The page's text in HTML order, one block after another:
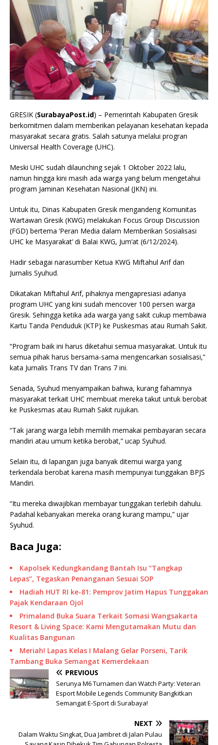
GRESIK (SurabayaPost.id) – Pemerintah Kabupaten Gresik
berkomitmen dalam memberikan pelayanan kesehatan kepada
masyarakat secara gratis. Salah satunya melalui progran
Universal Health Coverage (UHC).
Meski UHC sudah dilaunching sejak 1 Oktober 2022 lalu,
namun hingga kini masih ada warga yang belum mengetahui
program Jaminan Kesehatan Nasional (JKN) ini.
Untuk itu, Dinas Kabupaten Gresik mengandeng Komunitas
Wartawan Gresik (KWG) melakukan Focus Group Discussion
(FGD) bertema ‘Peran Media dalam Memberikan Sosialisasi
UHC ke Masyarakat’ di Balai KWG, Jum’at (6/12/2024).
Hadir sebagai narasumber Ketua KWG Miftahul Arif dan
Jurnalis Syuhud.
Dikatakan Miftahul Arif, pihaknya mengapresiasi adanya
program UHC yang kini sudah mencover 100 persen warga
Gresik. Sehingga ketika ada warga yang sakit cukup membawa
Kartu Tanda Penduduk (KTP) ke Puskesmas atau Rumah Sakit.
“Program baik ini harus diketahui semua masyarakat. Untuk itu
semua pihak harus bersama-sama mengencarkan sosialisasi,”
kata Jurnalis Trans TV dan Trans 7 ini.
Senada, Syuhud menyampaikan bahwa, kurang fahamnya
masyarakat terkait UHC membuat mereka takut untuk berobat
ke Puskesmas atau Rumah Sakit rujukan.
“Tak jarang warga lebih memilih memakai pembayaran secara
mandiri atau umum ketika berobat,” ucap Syuhud.
Selain itu, di lapangan juga banyak ditemui warga yang
terkendala berobat karena masih mempunyai tunggakan BPJS
Mandiri.
“Itu mereka diwajibkan membayar tunggakan terlebih dahulu.
Padahal kebanyakan mereka orang kurang mampu,” ujar
Syuhud.
Baca Juga:
Kapolsek Kedungkandang Bantah Isu “Tangkap
Lepas”, Tegaskan Penanganan Sesuai SOP
Hadiah HUT RI ke-81: Pemprov Jatim Hapus Tunggakan
Pajak Kendaraan Ojol
Primaland Buka Suara Terkait Somasi Wangsakarta
Resort & Living Space: Kami Mengutamakan Mutu dan
Kualitas Bangunan
Meriah! Lapas Kelas I Malang Gelar Porseni, Tarik
Tambang Buka Semangat Kemerdekaan
PREVIOUS
Serunya M6 Turnamen dan Watch Party: Veteran
Esport Mobile Legends Community Bangkitkan
Semangat E-Sport di Surabaya!
NEXT
Dalam Waktu Singkat, Dua Jambret di Jalan Pulau